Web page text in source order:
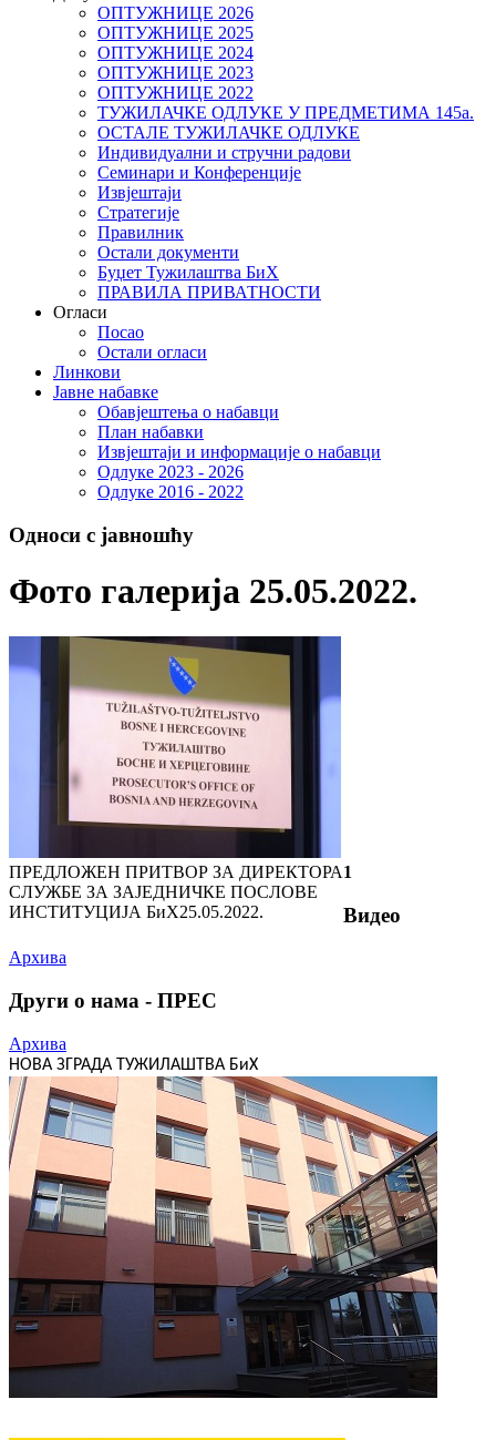
ОПТУЖНИЦЕ 2026
ОПТУЖНИЦЕ 2025
ОПТУЖНИЦЕ 2024
ОПТУЖНИЦЕ 2023
ОПТУЖНИЦЕ 2022
ТУЖИЛАЧКЕ ОДЛУКЕ У ПРЕДМЕТИМА 145а.
ОСТАЛЕ ТУЖИЛАЧКЕ ОДЛУКЕ
Индивидуални и стручни радови
Семинари и Конференције
Извјештаји
Стратегије
Правилник
Остали документи
Буџет Тужилаштва БиХ
ПРАВИЛА ПРИВАТНОСТИ
Огласи
Посао
Остали огласи
Линкови
Јавне набавке
Обавјештења о набавци
План набавки
Извјештаји и информације о набавци
Одлуке 2023 - 2026
Одлуке 2016 - 2022
Односи с јавношћу
Фото галерија 25.05.2022.
ПРЕДЛОЖЕН ПРИТВОР ЗА ДИРЕКТОРА
СЛУЖБЕ ЗА ЗАЈЕДНИЧКЕ ПОСЛОВЕ
ИНСТИТУЦИЈА БиХ25.05.2022.
1
Видео
Архива
Други о нама - ПРЕС
Архива
НОВА ЗГРАДА ТУЖИЛАШТВА БиХ